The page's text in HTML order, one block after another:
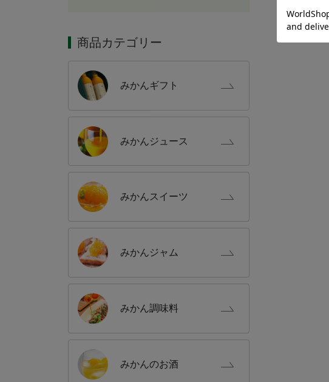
商品カテゴリー
みかんギフト
みかんジュース
みかんスイーツ
みかんジャム
みかん調味料
みかんのお酒